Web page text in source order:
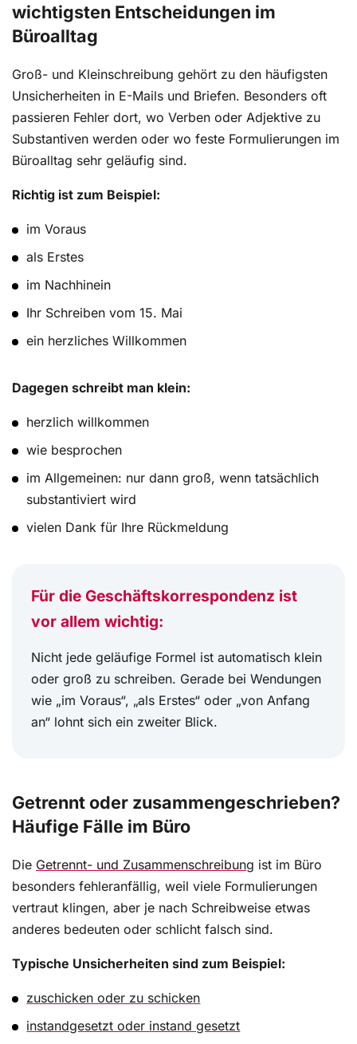
wichtigsten Entscheidungen im
Büroalltag
Groß- und Kleinschreibung gehört zu den häufigsten
Unsicherheiten in E-Mails und Briefen. Besonders oft
passieren Fehler dort, wo Verben oder Adjektive zu
Substantiven werden oder wo feste Formulierungen im
Büroalltag sehr geläufig sind.
Richtig ist zum Beispiel:
im Voraus
als Erstes
im Nachhinein
Ihr Schreiben vom 15. Mai
ein herzliches Willkommen
Dagegen schreibt man klein:
herzlich willkommen
wie besprochen
im Allgemeinen: nur dann groß, wenn tatsächlich
substantiviert wird
vielen Dank für Ihre Rückmeldung
Für die Geschäftskorrespondenz ist
vor allem wichtig:
Nicht jede geläufige Formel ist automatisch klein
oder groß zu schreiben. Gerade bei Wendungen
wie „im Voraus“, „als Erstes“ oder „von Anfang
an“ lohnt sich ein zweiter Blick.
Getrennt oder zusammengeschrieben?
Häufige Fälle im Büro
Die Getrennt- und Zusammenschreibung ist im Büro
besonders fehleranfällig, weil viele Formulierungen
vertraut klingen, aber je nach Schreibweise etwas
anderes bedeuten oder schlicht falsch sind.
Typische Unsicherheiten sind zum Beispiel:
zuschicken oder zu schicken
instandgesetzt oder instand gesetzt